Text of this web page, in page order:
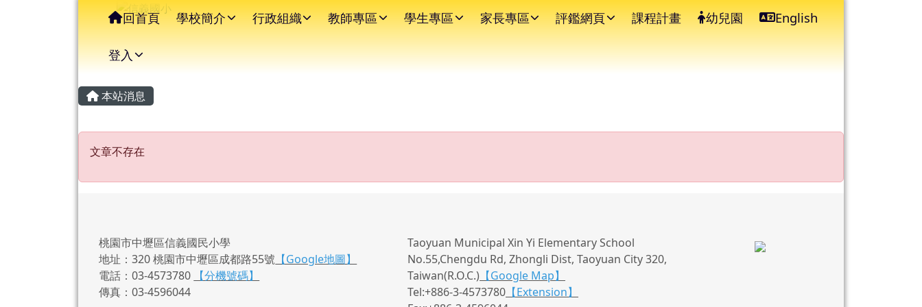
信義國小 ⏸
導覽列
回首頁 學校簡介 行政組織 教師專區 學生專區 家長專區 評鑑網頁 課程計畫 幼兒園 English
登入
主內容區域
本站消息
文章不存在
文章不存在
頁尾區域
桃園市中壢區信義國民小學
地址：320 桃園市中壢區成都路55號 【Google地圖】
電話：03-4573780
【分機號碼】
傳真：03-4596044
Taoyuan Municipal Xin Yi Elementary School
No.55,Chengdu Rd, Zhongli Dist, Taoyuan City 320,
Taiwan(R.O.C.) 【Google Map】
Tel:+886-3-4573780 【Extension】